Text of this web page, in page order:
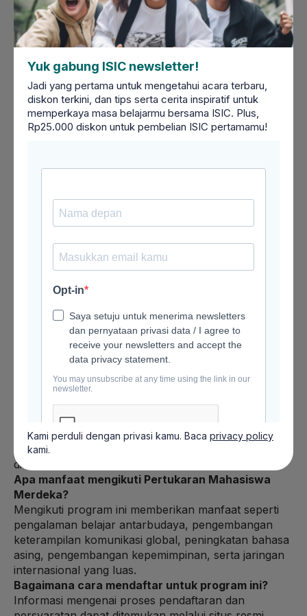
FAQ
Apa itu Pertukaran Mahasiswa Merdeka?
Pertukaran Mahasiswa Merdeka adalah program
inisiatif pemerintah Indonesia yang memberikan
peluang kepada mahasiswa untuk mengikuti program
pertukaran ke luar negeri dan mengembangkan
keterampilan antar budaya serta pengetahuan
akademis di universitas-universitas terkemuka.
Siapa yang dapat mengikuti program ini?
Program ini terbuka bagi mahasiswa dari perguruan
tinggi di Indonesia yang memenuhi persyaratan yang
ditetapkan oleh pemerintah.
Apa manfaat mengikuti Pertukaran Mahasiswa
Merdeka?
Mengikuti program ini memberikan manfaat seperti
pengalaman belajar antarbudaya, pengembangan
keterampilan komunikasi global, peningkatan bahasa
asing, pengembangan kepemimpinan, serta jaringan
internasional yang luas.
Bagaimana cara mendaftar untuk program ini?
Informasi mengenai proses pendaftaran dan
Yuk gabung ISIC newsletter!
Jadi yang pertama untuk mengetahui acara terbaru,
diskon terkini, dan tips serta cerita inspiratif untuk
memperkaya masa belajarmu bersama ISIC. Plus,
Rp25.000 diskon untuk pembelian ISIC pertamamu!
Kami perduli dengan privasi kamu. Baca privacy policy
kami.